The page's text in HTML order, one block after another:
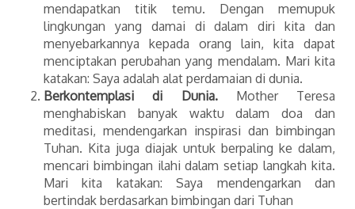
mendapatkan titik temu. Dengan memupuk
lingkungan yang damai di dalam diri kita dan
menyebarkannya kepada orang lain, kita dapat
menciptakan perubahan yang mendalam. Mari kita
katakan: Saya adalah alat perdamaian di dunia.
Berkontemplasi di Dunia.Mother Teresa
menghabiskan banyak waktu dalam doa dan
meditasi, mendengarkan inspirasi dan bimbingan
Tuhan. Kita juga diajak untuk berpaling ke dalam,
mencari bimbingan ilahi dalam setiap langkah kita.
Mari kita katakan: Saya mendengarkan dan
bertindak berdasarkan bimbingan dari Tuhan